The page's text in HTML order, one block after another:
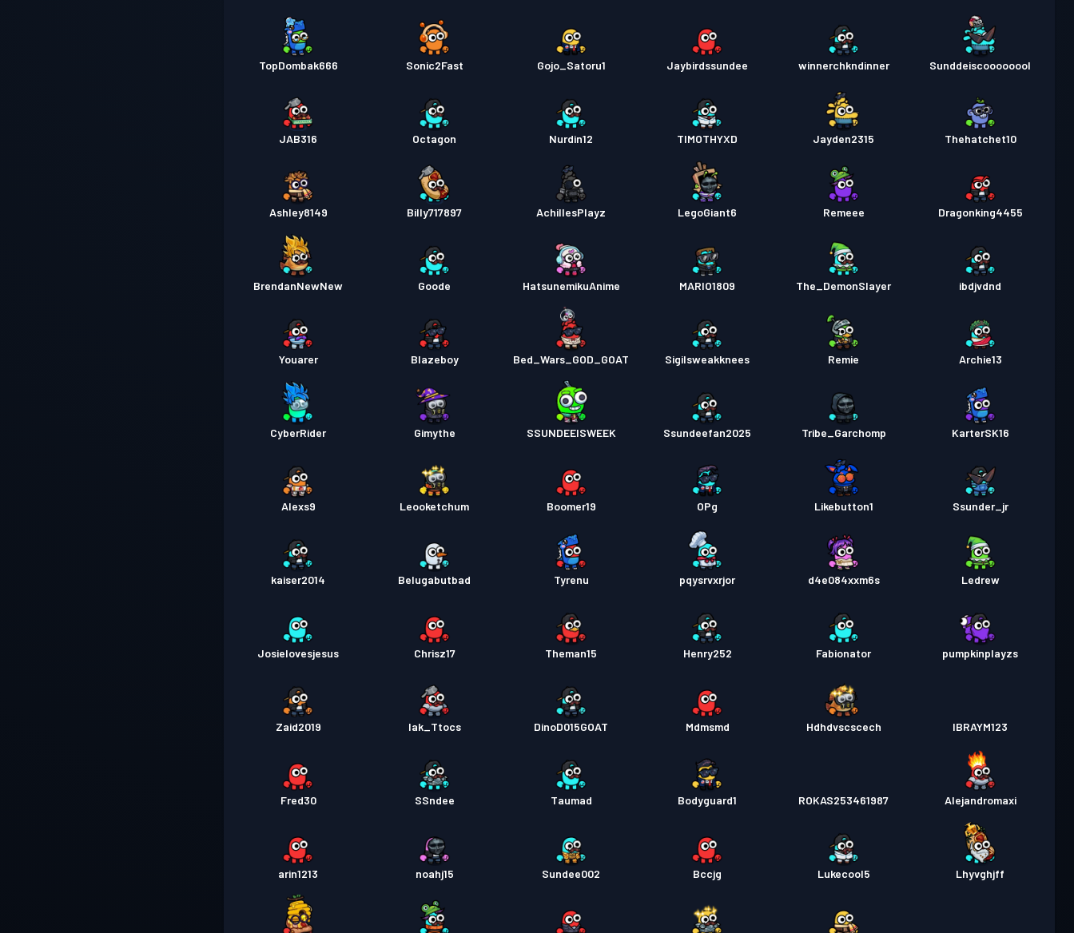
TopDombak666 Sonic2Fast Gojo_Satoru1 Jaybirdssundee winnerchkndinner Sunddeiscoooooool
JAB316 Octagon Nurdin12 TIMOTHYXD Jayden2315 Thehatchet10
Ashley8149 Billy717897 AchillesPlayz LegoGiant6 Remeee Dragonking4455
BrendanNewNew Goode HatsunemikuAnime MARIO1809 The_DemonSlayer ibdjvdnd
Youarer Blazeboy Bed_Wars_GOD_GOAT Sigilsweakknees Remie Archie13
CyberRider Gimythe SSUNDEEISWEEK Ssundeefan2025 Tribe_Garchomp KarterSK16
Alexs9 Leooketchum Boomer19 OPg Likebutton1 Ssunder_jr
kaiser2014 Belugabutbad Tyrenu pqysrvxrjor d4e084xxm6s Ledrew
Josielovesjesus Chrisz17 Theman15 Henry252 Fabionator pumpkinplayzs
Zaid2019 Iak_Ttocs DinoD015GOAT Mdmsmd Hdhdvscscech IBRAYM123
Fred30 SSndee Taumad Bodyguard1 ROKAS253461987 Alejandromaxi
arin1213 noahj15 Sundee002 Bccjg Lukecool5 Lhyvghjff